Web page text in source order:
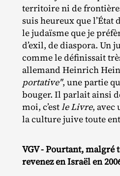
territoire ni de
suis heureux que l’État
le judaïsme que je
d’exil, de diaspora. Un
comme le définissait
allemand Heinrich
portative", une partie
bouger. Il parlait ainsi
moi, c’estle Livre, avec
la culture juive toute
VGV - Pourtant, malgré
revenez en Israël en